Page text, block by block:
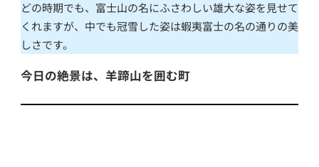
どの時期でも、富士山の名にふさわしい雄大な姿を見せて
くれますが、中でも冠雪した姿は蝦夷富士の名の通りの美
しさです。
今日の絶景は、羊蹄山を囲む町